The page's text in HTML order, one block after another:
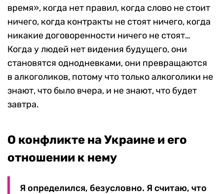
время», когда нет правил, когда слово не стоит
ничего, когда контракты не стоят ничего, когда
никакие договоренности ничего не стоят…
Когда у людей нет видения будущего, они
становятся однодневками, они превращаются
в алкоголиков, потому что только алкоголики не
знают, что было вчера, и не знают, что будет
завтра.
О конфликте на Украине и его
отношении к нему
Я определился, безусловно. Я считаю, что